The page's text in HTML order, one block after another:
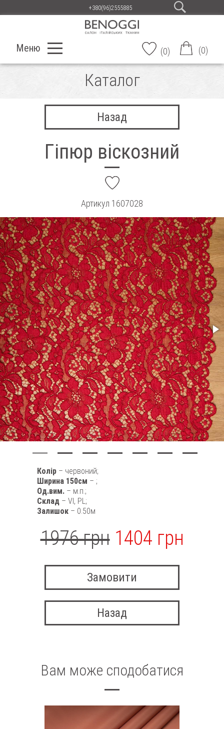
+380(96)2555885
Меню (0) (0)
Каталог
Назад
Гіпюр віскозний
Артикул 1607028
Колір – червоний;
Ширина 150см – ;
Од.вим. – м.п.;
Склад – VI, PL;
Залишок – 0.50м
1976 грн 1404 грн
Замовити
Назад
Вам може сподобатися